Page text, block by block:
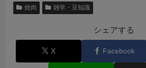
焼肉 雑学・豆知識
シェアする
X Facebook